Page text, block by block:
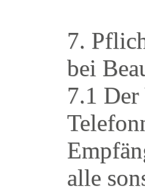
7.
bei
7.1 Der
alle